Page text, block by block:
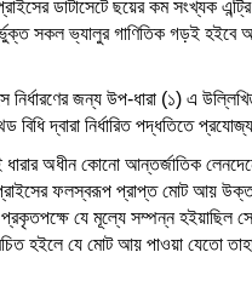
ডাটাসেটে ছয়ের কম সংখ্যক
সকল ভ্যালুর গাণিতিক গড়ই হইবে
নির্ধারণের জন্য উপ-ধারা (১) এ
বিধি দ্বারা নির্ধারিত পদ্ধতিতে
অধীন কোনো আন্তর্জাতিক
প্রাইসের ফলস্বরূপ প্রাপ্ত মোট আয়
যে মূল্যে সম্পন্ন হইয়াছিল
হইলে যে মোট আয় পাওয়া যেতো